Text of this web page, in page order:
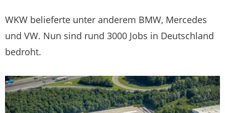
WKW belieferte unter anderem BMW, Mercedes
und VW. Nun sind rund 3000 Jobs in Deutschland
bedroht.